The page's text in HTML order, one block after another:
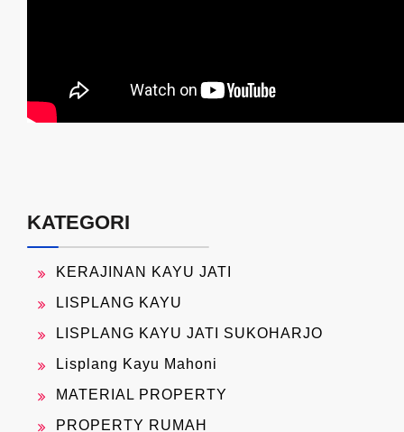
KATEGORI
KERAJINAN KAYU JATI
LISPLANG KAYU
LISPLANG KAYU JATI SUKOHARJO
Lisplang Kayu Mahoni
MATERIAL PROPERTY
PROPERTY RUMAH